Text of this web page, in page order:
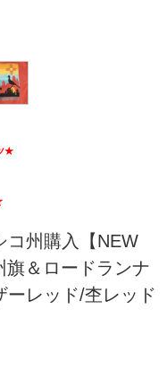
★
コ州購入【NEW
＆ロードランナ
レッド/杢レッド